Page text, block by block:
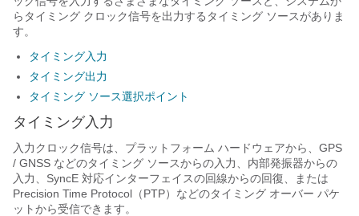
らタイミング クロック信号を出力するタイミング ソースがありま
す。
タイミング入力
タイミング出力
タイミング ソース選択ポイント
タイミング入力
入力クロック信号は、プラットフォーム ハードウェアから、GPS
/ GNSS などのタイミング ソースからの入力、内部発振器からの
入力、SyncE 対応インターフェイスの回線からの回復、または
Precision Time Protocol（PTP）などのタイミング オーバー パケ
ットから受信できます。